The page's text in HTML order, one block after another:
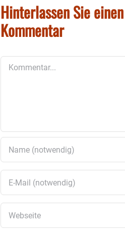
Hinterlassen Sie einen
Kommentar